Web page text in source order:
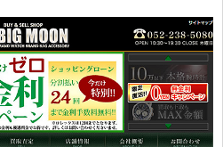
ージ制作の流れ